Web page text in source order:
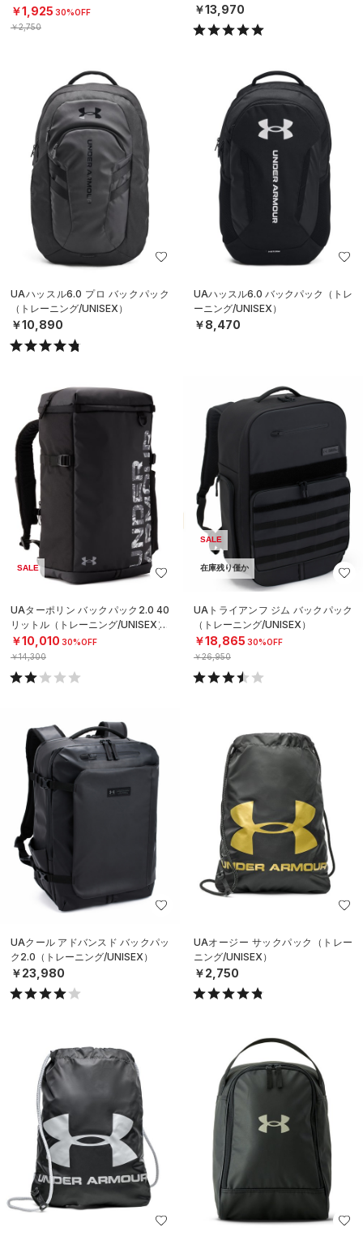
N）
￥1,925 30%OFF
￥2,750
￥13,970
UAハッスル6.0 プロ バックパック
（トレーニング/UNISEX）
￥10,890
UAハッスル6.0 バックパック（トレ
ーニング/UNISEX）
￥8,470
SALE
UAターポリン バックパック2.0 40
リットル（トレーニング/UNISEX）
￥10,010 30%OFF
￥14,300
SALE
在庫残り僅か
UAトライアンフ ジム バックパック
（トレーニング/UNISEX）
￥18,865 30%OFF
￥26,950
UAクール アドバンスド バックパッ
ク2.0（トレーニング/UNISEX）
￥23,980
UAオージー サックパック（トレー
ニング/UNISEX）
￥2,750